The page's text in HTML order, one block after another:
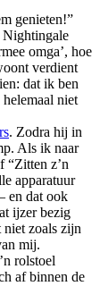
genieten!”
Nightingale
omga’, hoe
verdient
dat ik ben
niet
. Zodra hij in
Als ik naar
z’n
apparatuur
en dat ook
ijzer bezig
niet zoals zijn
mij.
rolstoel
af binnen de